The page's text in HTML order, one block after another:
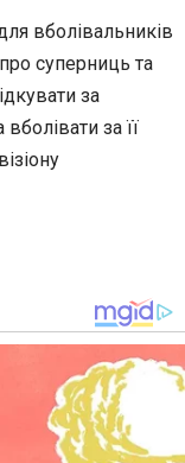
вболівальників
суперниць та
за
за її